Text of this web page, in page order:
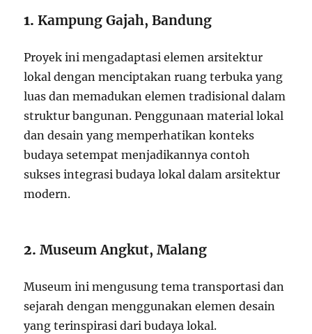
1.Kampung Gajah, Bandung
Proyek ini mengadaptasi elemen arsitektur
lokal dengan menciptakan ruang terbuka yang
luas dan memadukan elemen tradisional dalam
struktur bangunan. Penggunaan material lokal
dan desain yang memperhatikan konteks
budaya setempat menjadikannya contoh
sukses integrasi budaya lokal dalam arsitektur
modern.
2.Museum Angkut, Malang
Museum ini mengusung tema transportasi dan
sejarah dengan menggunakan elemen desain
yang terinspirasi dari budaya lokal.